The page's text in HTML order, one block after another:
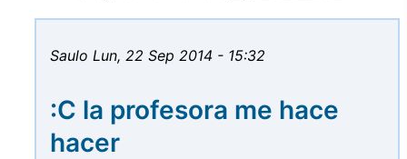
Saulo Lun, 22 Sep 2014 - 15:32
:C la profesora me hace
hacer